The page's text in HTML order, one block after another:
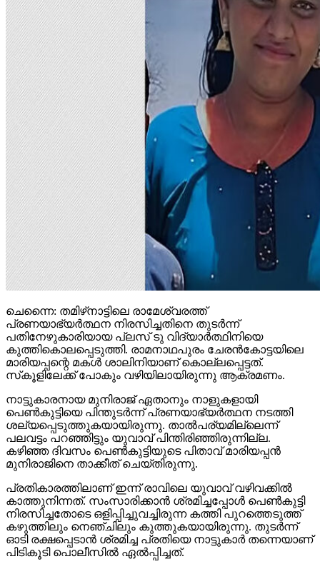
ചെന്നൈ: തമിഴ്‌നാട്ടിലെ രാമേശ്വരത്ത്
പ്രണയാഭ്യര്‍ത്ഥന നിരസിച്ചതിനെ തുടര്‍ന്ന്
പതിനേഴുകാരിയായ പ്ലസ് ടു വിദ്യാര്‍ത്ഥിനിയെ
കുത്തികൊലപ്പെടുത്തി. രാമനാഥപുരം ചേരന്‍കോട്ടയിലെ
മാരിയപ്പന്റെ മകള്‍ ശാലിനിയാണ് കൊല്ലപ്പെട്ടത്.
സ്‌കൂളിലേക്ക് പോകും വഴിയിലായിരുന്നു ആക്രമണം.
നാട്ടുകാരനായ മുനിരാജ് ഏതാനും നാളുകളായി
പെണ്‍കുട്ടിയെ പിന്തുടര്‍ന്ന് പ്രണയാഭ്യര്‍ത്ഥന നടത്തി
ശല്യപ്പെടുത്തുകയായിരുന്നു. താല്‍പര്യമില്ലെന്ന്
പലവട്ടം പറഞ്ഞിട്ടും യുവാവ് പിന്തിരിഞ്ഞിരുന്നില്ല.
കഴിഞ്ഞ ദിവസം പെണ്‍കുട്ടിയുടെ പിതാവ് മാരിയപ്പന്‍
മുനിരാജിനെ താക്കീത് ചെയ്തിരുന്നു.
പ്രതികാരത്തിലാണ് ഇന്ന് രാവിലെ യുവാവ് വഴിവക്കില്‍
കാത്തുനിന്നത്. സംസാരിക്കാന്‍ ശ്രമിച്ചപ്പോള്‍ പെണ്‍കുട്ടി
നിരസിച്ചതോടെ ഒളിപ്പിച്ചുവച്ചിരുന്ന കത്തി പുറത്തെടുത്ത്
കഴുത്തിലും നെഞ്ചിലും കുത്തുകയായിരുന്നു. തുടര്‍ന്ന്
ഓടി രക്ഷപ്പെടാന്‍ ശ്രമിച്ച പ്രതിയെ നാട്ടുകാര്‍ തന്നെയാണ്
പിടികൂടി പൊലീസില്‍ ഏല്‍പ്പിച്ചത്.